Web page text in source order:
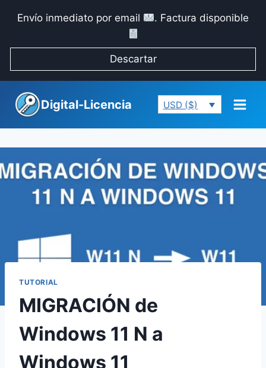
Envío inmediato por email . Factura disponible
Descartar
Digital-Licencia USD ($)
TUTORIAL
MIGRACIÓN de
Windows 11 N a
Windows 11